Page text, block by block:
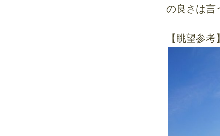
の良さは
【眺望参考